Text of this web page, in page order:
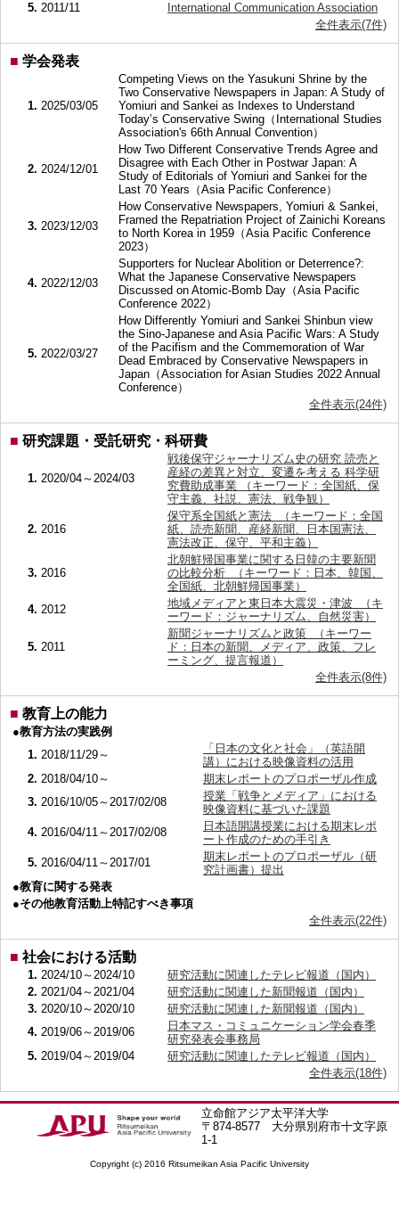
5. 2011/11
International Communication Association
全件表示(7件)
■ 学会発表
1. 2025/03/05
Competing Views on the Yasukuni Shrine by the
Two Conservative Newspapers in Japan: A Study of
Yomiuri and Sankei as Indexes to Understand
Today’s Conservative Swing（International Studies
Association's 66th Annual Convention）
2. 2024/12/01
How Two Different Conservative Trends Agree and
Disagree with Each Other in Postwar Japan: A
Study of Editorials of Yomiuri and Sankei for the
Last 70 Years（Asia Pacific Conference）
3. 2023/12/03
How Conservative Newspapers, Yomiuri & Sankei,
Framed the Repatriation Project of Zainichi Koreans
to North Korea in 1959（Asia Pacific Conference
2023）
4. 2022/12/03
Supporters for Nuclear Abolition or Deterrence?:
What the Japanese Conservative Newspapers
Discussed on Atomic-Bomb Day（Asia Pacific
Conference 2022）
5. 2022/03/27
How Differently Yomiuri and Sankei Shinbun view
the Sino-Japanese and Asia Pacific Wars: A Study
of the Pacifism and the Commemoration of War
Dead Embraced by Conservative Newspapers in
Japan（Association for Asian Studies 2022 Annual
Conference）
全件表示(24件)
■ 研究課題・受託研究・科研費
1. 2020/04～2024/03
戦後保守ジャーナリズム史の研究 読売と
産経の差異と対立、変遷を考える 科学研
究費助成事業 （キーワード：全国紙、保
守主義、社説、憲法、戦争観）
2. 2016
保守系全国紙と憲法 （キーワード：全国
紙、読売新聞、産経新聞、日本国憲法、
憲法改正、保守、平和主義）
3. 2016
北朝鮮帰国事業に関する日韓の主要新聞
の比較分析 （キーワード：日本、韓国、
全国紙、北朝鮮帰国事業）
4. 2012
地域メディアと東日本大震災・津波 （キ
ーワード：ジャーナリズム、自然災害）
5. 2011
新聞ジャーナリズムと政策 （キーワー
ド：日本の新聞、メディア、政策、フレ
ーミング、提言報道）
全件表示(8件)
■ 教育上の能力
●教育方法の実践例
1. 2018/11/29～
「日本の文化と社会」（英語開
講）における映像資料の活用
2. 2018/04/10～
期末レポートのプロポーザル作成
3. 2016/10/05～2017/02/08
授業「戦争とメディア」における
映像資料に基づいた課題
4. 2016/04/11～2017/02/08
日本語開講授業における期末レポ
ート作成のための手引き
5. 2016/04/11～2017/01
期末レポートのプロポーザル（研
究計画書）提出
●教育に関する発表
●その他教育活動上特記すべき事項
全件表示(22件)
■ 社会における活動
1. 2024/10～2024/10
研究活動に関連したテレビ報道（国内）
2. 2021/04～2021/04
研究活動に関連した新聞報道（国内）
3. 2020/10～2020/10
研究活動に関連した新聞報道（国内）
4. 2019/06～2019/06
日本マス・コミュニケーション学会春季
研究発表会事務局
5. 2019/04～2019/04
研究活動に関連したテレビ報道（国内）
全件表示(18件)
立命館アジア太平洋大学
〒874-8577 大分県別府市十文字原
1-1
Copyright (c) 2016 Ritsumeikan Asia Pacific University